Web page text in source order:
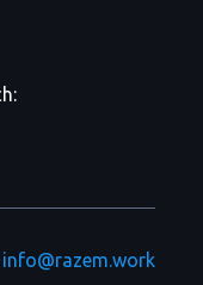
info@razem.work